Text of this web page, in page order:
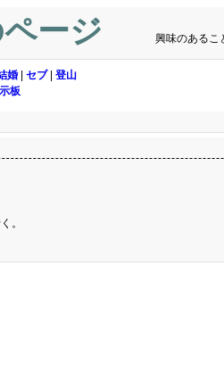
ージ 興味のあるこ
婚 セブ| 登山
板
。